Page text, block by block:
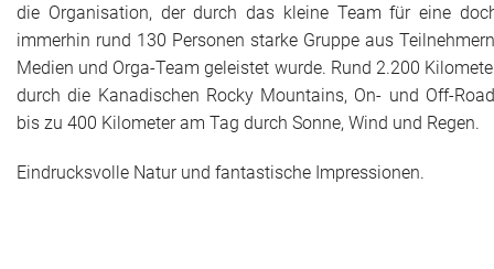
die Organisation, der durch das kleine Team für eine
immerhin rund 130 Personen starke Gruppe aus
Medien und Orga-Team geleistet wurde. Rund 2.200
durch die Kanadischen Rocky Mountains, On- und Off-
bis zu 400 Kilometer am Tag durch Sonne, Wind und Regen.
Eindrucksvolle Natur und fantastische Impressionen.